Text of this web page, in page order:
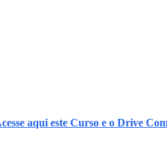
aqui este Curso e o Drive